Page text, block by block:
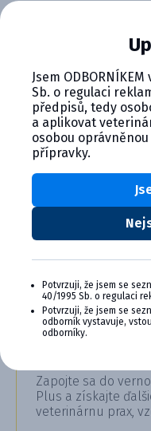
LEUCOFELIGEN
CYMEDICA
Zapojte sa do
Plus a získajte
veterinárnu prax,
Jsem
Sb. o regulaci
předpisů, tedy
a aplikovat
osobou
přípravky.
Potvrzuji, že jsem se
40/1995 Sb. o regulaci
Potvrzuji, že jsem se
odborník vystavuje,
odborníky.